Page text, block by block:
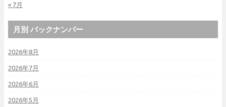
« 7月
月別 バックナンバー
2026年8月
2026年7月
2026年6月
2026年5月